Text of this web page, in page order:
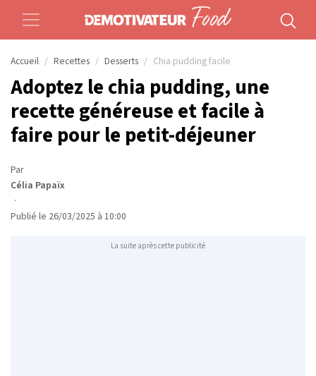
Accueil Recettes Desserts Chia pudding facile
Adoptez le chia pudding, une
recette généreuse et facile à
faire pour le petit-déjeuner
Par
Célia Papaïx
·
Publié le 26/03/2025 à 10:00
La suite après cette publicité